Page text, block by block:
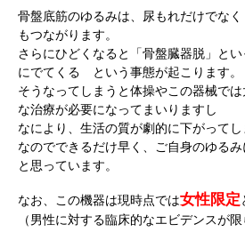
骨盤底筋のゆるみは、尿もれだけでな
もつながります。
さらにひどくなると「骨盤臓器脱」と
にでてくる という事態が起こります。
そうなってしまうと体操やこの器械で
な治療が必要になってまいりますし
なにより、生活の質が劇的に下がってし
なのでできるだけ早く、ご自身のゆる
と思っています。
なお、この機器は現時点では女性限定
（男性に対する臨床的なエビデンスが限